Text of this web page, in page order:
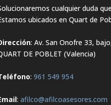
cualquier duda
ubicados en Quart de
: Av. San Onofre 33,
DE POBLET (Valencia)
: 961 549 954
: afilco@afilcoasesores.com